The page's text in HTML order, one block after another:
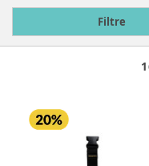
effekt og skaber et godt
tilbyder en lang række
for dig
Filtre